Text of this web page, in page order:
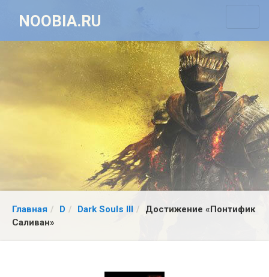
NOOBIA.RU
Главная D Dark Souls III
Достижение «Понтифик
Саливан»